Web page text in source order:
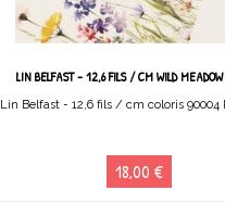
LIN BELFAST - 12,6 FILS / CM WILD
Lin Belfast - 12,6 fils / cm coloris 90004
18,00 €